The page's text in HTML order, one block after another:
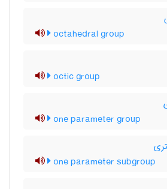
octahedral group
octic group
one parameter group
one parameter subgroup